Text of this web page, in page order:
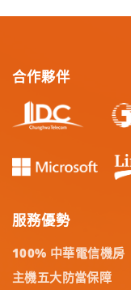
合作夥伴
服務優勢
100% 中華電信機房
主機五大防當保障